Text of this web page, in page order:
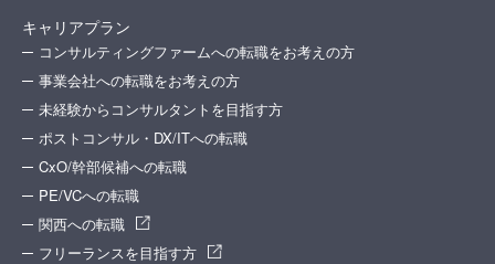
キャリアプラン
コンサルティングファームへの転職をお考えの方
事業会社への転職をお考えの方
未経験からコンサルタントを目指す方
ポストコンサル・DX/ITへの転職
CxO/幹部候補への転職
PE/VCへの転職
関西への転職
フリーランスを目指す方